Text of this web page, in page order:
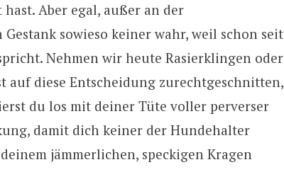
Aber egal, außer an der
sowieso keiner wahr, weil schon seit
Nehmen wir heute Rasierklingen oder
auf diese Entscheidung zurechtgeschnitten,
du los mit deiner Tüte voller perverser
damit dich keiner der Hundehalter
jämmerlichen, speckigen Kragen